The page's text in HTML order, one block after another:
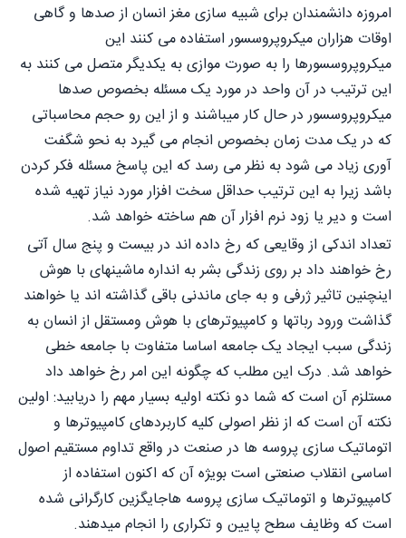
امروزه دانشمندان برای شبیه سازی مغز انسان از صدها و گاهی
اوقات هزاران میکروپروسسور استفاده می کنند این
میکروپروسسورها را به صورت موازی به یکدیگر متصل می کنند به
این ترتیب در آن واحد در مورد یک مسئله بخصوص صدها
میکروپروسسور در حال کار میباشند و از این رو حجم محاسباتی
که در یک مدت زمان بخصوص انجام می گیرد به نحو شگفت
آوری زیاد می شود به نظر می رسد که این پاسخ مسئله فکر کردن
باشد زیرا به این ترتیب حداقل سخت افزار مورد نیاز تهیه شده
است و دیر یا زود نرم افزار آن هم ساخته خواهد شد.
تعداد اندکی از وقایعی که رخ داده اند در بیست و پنج سال آتی
رخ خواهند داد بر روی زندگی بشر به انداره ماشینهای با هوش
اینچنین تاثیر ژرفی و به جای ماندنی باقی گذاشته اند یا خواهند
گذاشت ورود رباتها و کامپیوترهای با هوش ومستقل از انسان به
زندگی سبب ایجاد یک جامعه اساسا متفاوت با جامعه خطی
خواهد شد. درک این مطلب که چگونه این امر رخ خواهد داد
مستلزم آن است که شما دو نکته اولیه بسیار مهم را دریابید: اولین
نکته آن است که از نظر اصولی کلیه کاربردهای کامپیوترها و
اتوماتیک سازی پروسه ها در صنعت در واقع تداوم مستقیم اصول
اساسی انقلاب صنعتی است بویژه آن که اکنون استفاده از
کامپیوترها و اتوماتیک سازی پروسه هاجایگزین کارگرانی شده
است که وظایف سطح پایین و تکراری را انجام میدهند.